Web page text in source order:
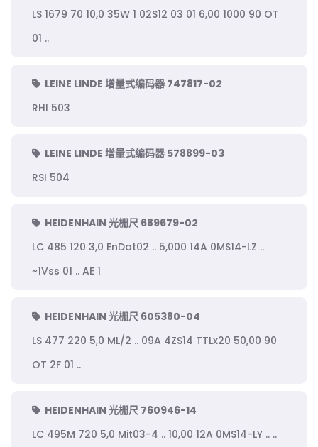
LS 1679 70 10,0 35W 1 02S12 03 01 6,00 1000 90 OT
01 ..
LEINE LINDE 增量式编码器 747817-02
RHI 503
LEINE LINDE 增量式编码器 578899-03
RSI 504
HEIDENHAIN 光栅尺 689679-02
LC 485 120 3,0 EnDat02 .. 5,000 14A 0MS14-LZ ..
~1Vss 01 .. AE 1
HEIDENHAIN 光栅尺 605380-04
LS 477 220 5,0 ML/2 .. 09A 4ZS14 TTLx20 50,00 90
OT 2F 01 ..
HEIDENHAIN 光栅尺 760946-14
LC 495M 720 5,0 Mit03-4 .. 10,00 12A 0MS14-LY .. ..